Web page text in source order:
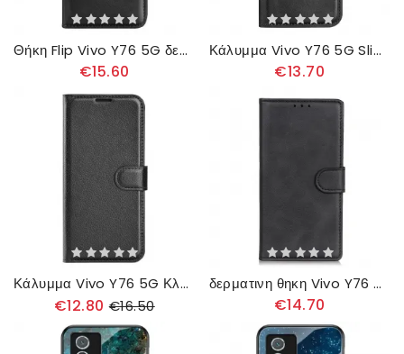
Θήκη Flip Vivo Y76 5G δερματινη θηκη Συν Διπλό Πτερύγιο
€15.60
Κάλυμμα Vivo Y76 5G Slim Extreme Leather Effect
€13.70
Κάλυμμα Vivo Y76 5G Κλασικό
€12.80 €16.50
δερματινη θηκη Vivo Y76 5G Ματ Δερμάτινο Εφέ
€14.70